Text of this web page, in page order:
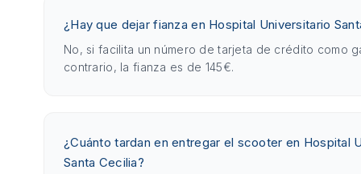
¿Hay que dejar fianza en Hospital Universitario
No, si facilita un número de tarjeta de crédito como
contrario, la fianza es de 145€.
¿Cuánto tardan en entregar el scooter en Hospital
Santa Cecilia?